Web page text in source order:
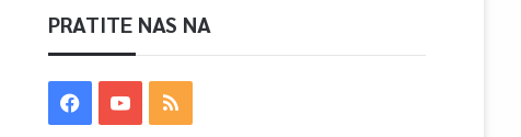
PRATITE NAS NA